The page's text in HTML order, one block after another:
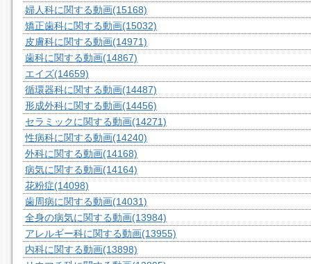
婦人科に関する動画(15168)
矯正歯科に関する動画(15032)
皮膚科に関する動画(14971)
歯科に関する動画(14867)
エイズ(14659)
循環器科に関する動画(14487)
形成外科に関する動画(14456)
セラミックに関する動画(14271)
性病科に関する動画(14240)
外科に関する動画(14168)
病気に関する動画(14164)
花粉症(14098)
歯周病に関する動画(14031)
全身の病気に関する動画(13984)
アレルギー科に関する動画(13955)
内科に関する動画(13898)